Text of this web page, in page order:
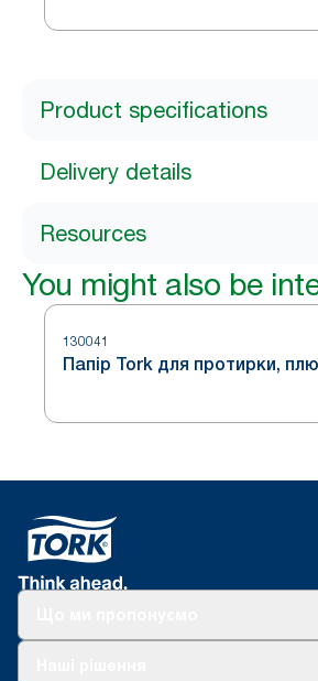
Product specifications
Delivery details
Resources
You might also be
130041
Папір Tork для протирки,